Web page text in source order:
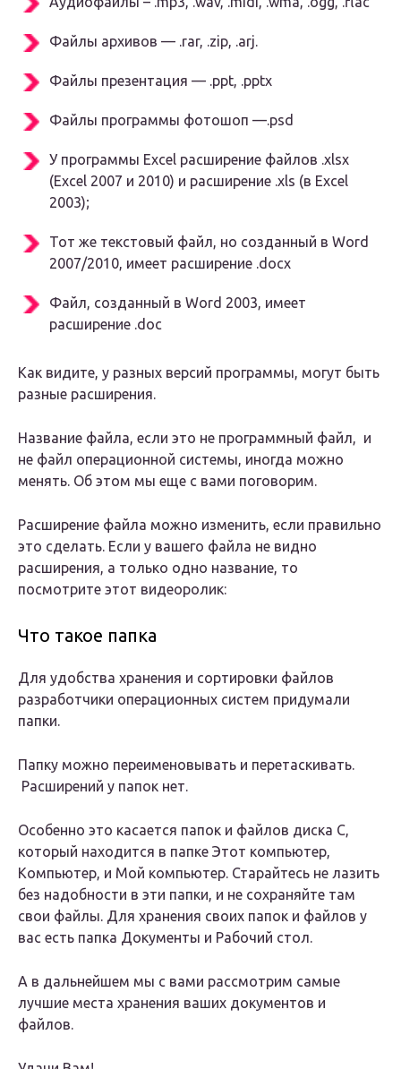
Файлы архивов — .rar, .zip, .arj.
Файлы презентация — .ppt, .pptx
Файлы программы фотошоп —.psd
У программы Excel расширение файлов .xlsx
(Excel 2007 и 2010) и расширение .xls (в Excel
2003);
Тот же текстовый файл, но созданный в Word
2007/2010, имеет расширение .docx
Файл, созданный в Word 2003, имеет
расширение .doc
Как видите, у разных версий программы, могут быть
разные расширения.
Название файла, если это не программный файл, и
не файл операционной системы, иногда можно
менять. Об этом мы еще с вами поговорим.
Расширение файла можно изменить, если правильно
это сделать. Если у вашего файла не видно
расширения, а только одно название, то
посмотрите этот видеоролик:
Что такое папка
Для удобства хранения и сортировки файлов
разработчики операционных систем придумали
папки.
Папку можно переименовывать и перетаскивать.
Расширений у папок нет.
Особенно это касается папок и файлов диска С,
который находится в папке Этот компьютер,
Компьютер, и Мой компьютер. Старайтесь не лазить
без надобности в эти папки, и не сохраняйте там
свои файлы. Для хранения своих папок и файлов у
вас есть папка Документы и Рабочий стол.
А в дальнейшем мы с вами рассмотрим самые
лучшие места хранения ваших документов и
файлов.